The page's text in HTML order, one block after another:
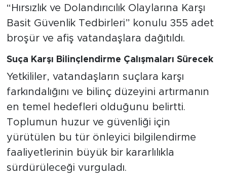
“Hırsızlık ve Dolandırıcılık Olaylarına Karşı
Basit Güvenlik Tedbirleri” konulu 355 adet
broşür ve afiş vatandaşlara dağıtıldı.
Suça Karşı Bilinçlendirme Çalışmaları Sürecek
Yetkililer, vatandaşların suçlara karşı
farkındalığını ve bilinç düzeyini artırmanın
en temel hedefleri olduğunu belirtti.
Toplumun huzur ve güvenliği için
yürütülen bu tür önleyici bilgilendirme
faaliyetlerinin büyük bir kararlılıkla
sürdürüleceği vurguladı.